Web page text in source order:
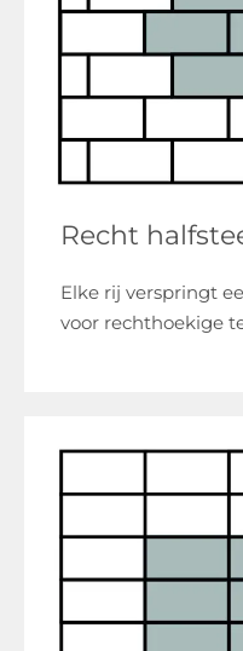
Recht
Elke rij verspringt
voor rechthoekige